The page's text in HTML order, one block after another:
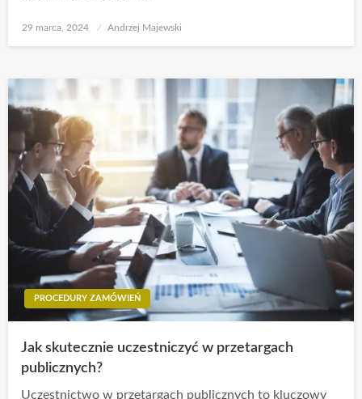
Opublikowane
29 marca, 2024 Andrzej Majewski
PROCEDURY ZAMÓWIEŃ
Jak skutecznie uczestniczyć w przetargach
publicznych?
Uczestnictwo w przetargach publicznych to kluczowy